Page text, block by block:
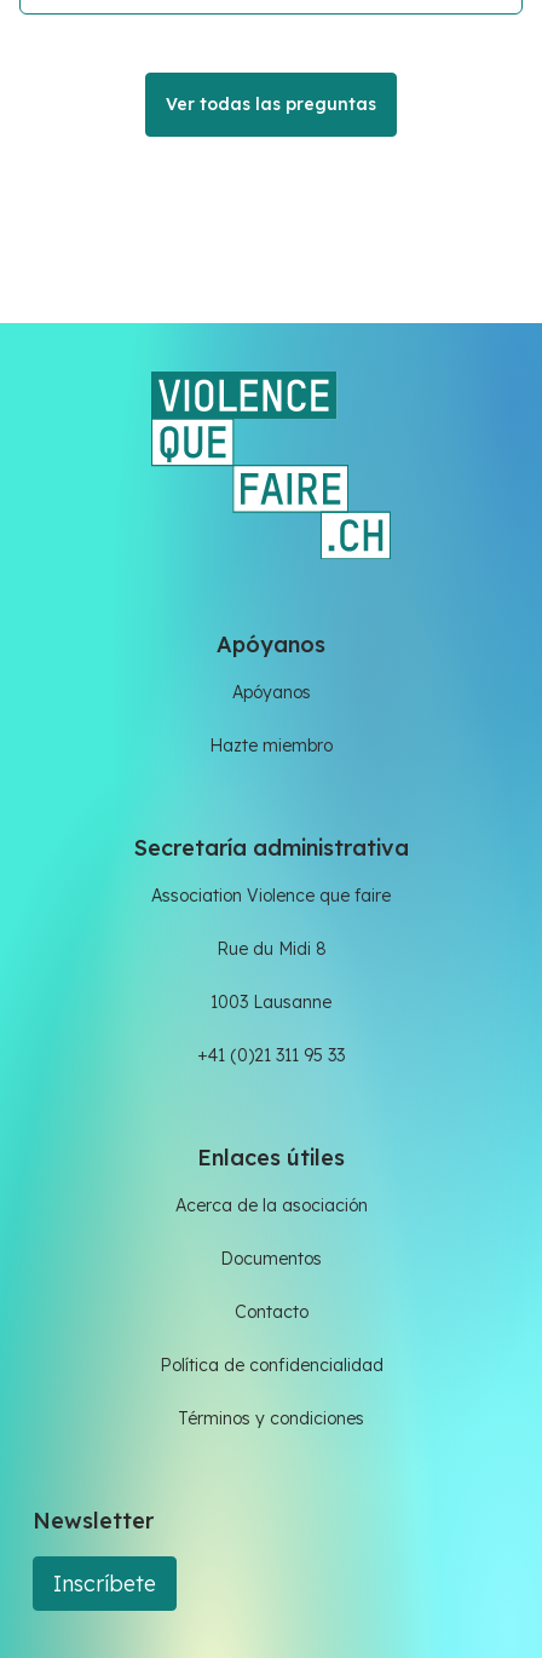
Ver todas las preguntas
Apóyanos
Apóyanos
Hazte miembro
Secretaría administrativa
Association Violence que faire
Rue du Midi 8
1003 Lausanne
+41 (0)21 311 95 33
Enlaces útiles
Acerca de la asociación
Documentos
Contacto
Política de confidencialidad
Términos y condiciones
Newsletter
Inscríbete